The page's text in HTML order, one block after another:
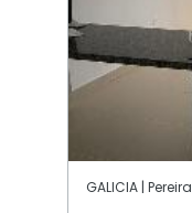
GALICIA | Pereira